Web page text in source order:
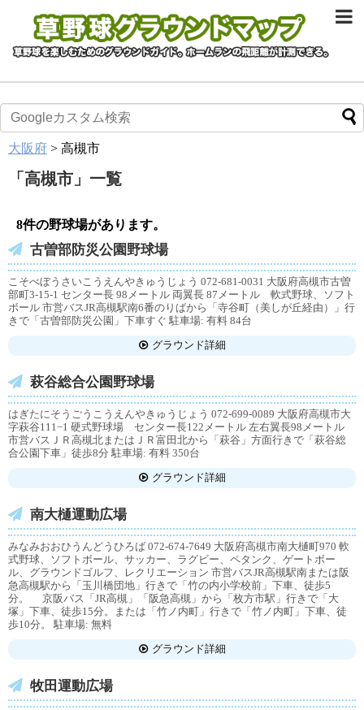
大阪府 > 高槻市
「 高槻市 」 一覧
8件の野球場があります。
古曽部防災公園野球場
こそべぼうさいこうえんやきゅうじょう 072-681-0031 大阪府高槻市古曽
部町3-15-1 センター長 98メートル 両翼長 87メートル 軟式野球、ソフト
ボール 市営バスJR高槻駅南6番のりばから「寺谷町（美しが丘経由）」行
きで「古曽部防災公園」下車すぐ 駐車場: 有料 84台
グラウンド詳細
萩谷総合公園野球場
はぎたにそうごうこうえんやきゅうじょう 072-699-0089 大阪府高槻市大
字萩谷111−1 硬式野球場 センター長122メートル 左右翼長98メートル
市営バスＪＲ高槻北またはＪＲ富田北から「萩谷」方面行きで「萩谷総
合公園下車」徒歩8分 駐車場: 有料 350台
グラウンド詳細
南大樋運動広場
みなみおおひうんどうひろば 072-674-7649 大阪府高槻市南大樋町970 軟
式野球、ソフトボール、サッカー、ラグビー、ペタンク、ゲートボー
ル、グラウンドゴルフ、レクリエーション 市営バスJR高槻駅南または阪
急高槻駅から「玉川橋団地」行きで「竹の内小学校前」下車、徒歩5
分。 京阪バス「JR高槻」「阪急高槻」から「枚方市駅」行きで「大
塚」下車、徒歩15分。または「竹ノ内町」行きで「竹ノ内町」下車、徒
歩10分。 駐車場: 無料
グラウンド詳細
牧田運動広場